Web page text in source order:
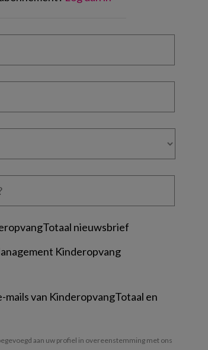
nieuwsbrief
Kinderopvang
van KinderopvangTotaal en
aan uw profiel in overeenstemming met ons